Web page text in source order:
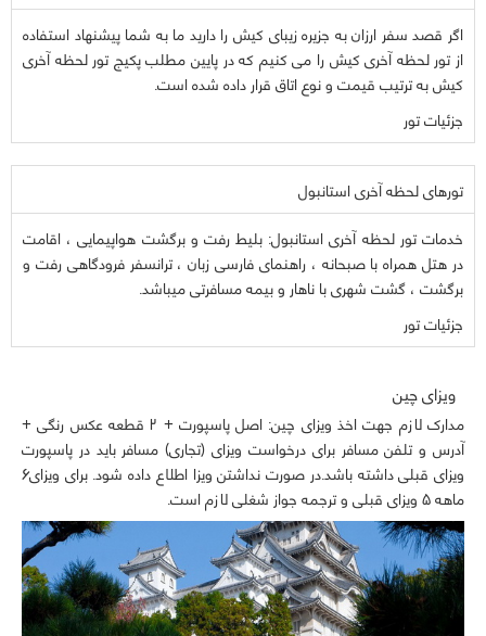
اگر قصد سفر ارزان به جزیره زیبای کیش را دارید ما به شما پیشنهاد استفاده
از تور لحظه آخری کیش را می کنیم که در پایین مطلب پکیج تور لحظه آخری
کیش به ترتیب قیمت و نوع اتاق قرار داده شده است.
جزئیات تور
تورهای لحظه آخری استانبول
خدمات تور لحظه آخری استانبول: بلیط رفت و برگشت هواپیمایی ، اقامت
در هتل همراه با صبحانه ، راهنمای فارسی زبان ، ترانسفر فرودگاهی رفت و
برگشت ، گشت شهری با ناهار و بیمه مسافرتی میباشد.
جزئیات تور
ویزای چین
مدارک لازم جهت اخذ ویزای چین: اصل پاسپورت + 2 قطعه عکس رنگی +
آدرس و تلفن مسافر برای درخواست ویزای (تجاری) مسافر باید در پاسپورت
ویزای قبلی داشته باشد.در صورت نداشتن ویزا
اطلاع داده شود. برای ویزای6
ماهه 5 ویزای قبلی و ترجمه جواز شغلی لازم است.